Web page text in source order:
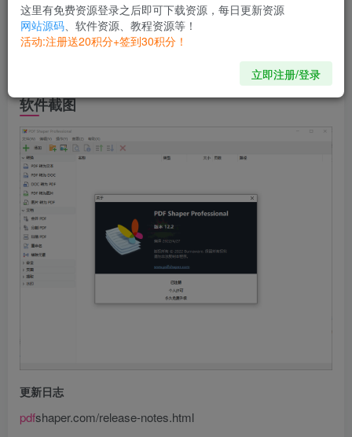
PDF等。PDF Shaper，该软件原生免费仅限非商业用途，体
积小巧，资源占用低，界面简单易用，支持批处理、支持
软件截图
更新日志
pdfshaper.com/release-notes.html
这里有免费资源登录之后即可下载资源，每日更新资源
网站源码、软件资源、教程资源等！
活动:注册送20积分+签到30积分！
立即注册/登录